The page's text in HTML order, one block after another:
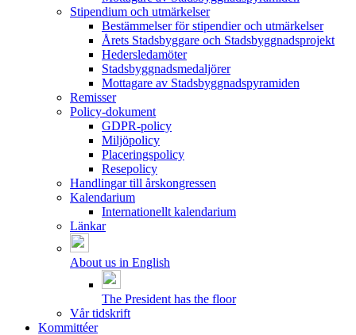
Stipendium och utmärkelser
Bestämmelser för stipendier och utmärkelser
Årets Stadsbyggare och Stadsbyggnadsprojekt
Hedersledamöter
Stadsbyggnadsmedaljörer
Mottagare av Stadsbyggnadspyramiden
Remisser
Policy-dokument
GDPR-policy
Miljöpolicy
Placeringspolicy
Resepolicy
Handlingar till årskongressen
Kalendarium
Internationellt kalendarium
Länkar
About us in English
The President has the floor
Vår tidskrift
Kommittéer